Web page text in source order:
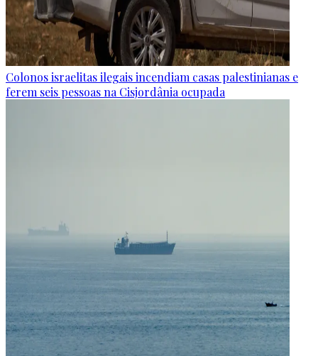
Colonos israelitas ilegais incendiam casas palestinianas e
ferem seis pessoas na Cisjordânia ocupada